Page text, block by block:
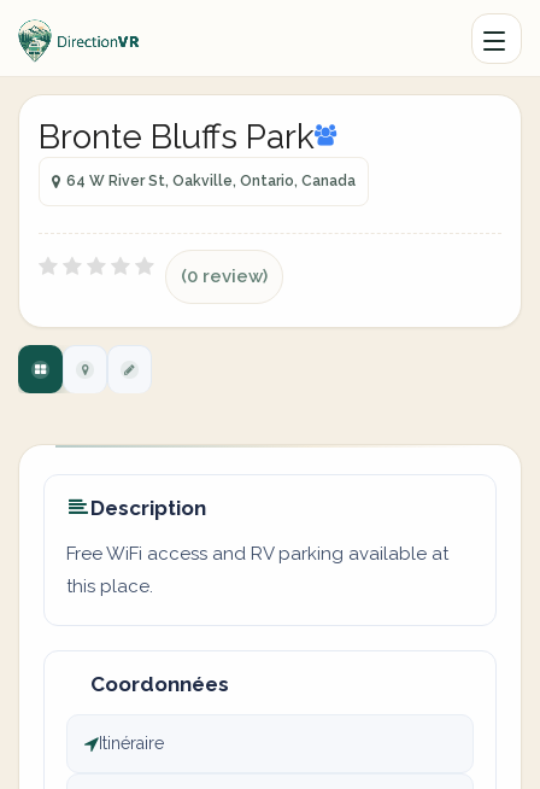
Bronte Bluffs Park
64 W River St, Oakville, Ontario, Canada
(0 review)
Description
Free WiFi access and RV parking available at
this place.
Coordonnées
Itinéraire